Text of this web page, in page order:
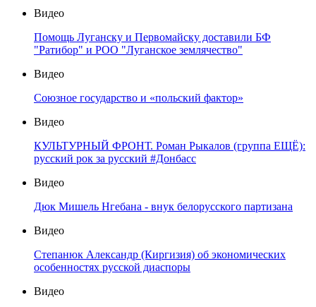
Видео
Помощь Луганску и Первомайску доставили БФ
"Ратибор" и РОО "Луганское землячество"
Видео
Союзное государство и «польский фактор»
Видео
КУЛЬТУРНЫЙ ФРОНТ. Роман Рыкалов (группа ЕЩЁ):
русский рок за русский #Донбасс
Видео
Дюк Мишель Нгебана - внук белорусского партизана
Видео
Степанюк Александр (Киргизия) об экономических
особенностях русской диаспоры
Видео